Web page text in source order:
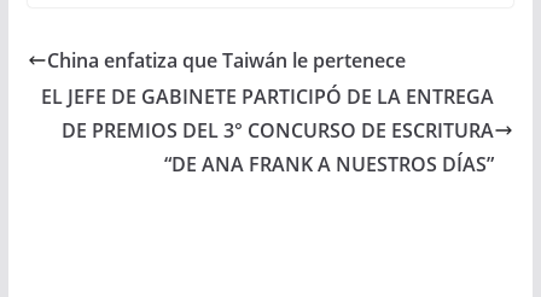
China enfatiza que Taiwán le pertenece
EL JEFE DE GABINETE PARTICIPÓ DE LA ENTREGA
DE PREMIOS DEL 3° CONCURSO DE ESCRITURA
“DE ANA FRANK A NUESTROS DÍAS”